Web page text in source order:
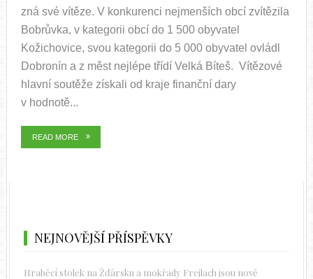
zná své vítěze. V konkurenci nejmenších obcí zvítězila
Bobrůvka, v kategorii obcí do 1 500 obyvatel
Kožichovice, svou kategorii do 5 000 obyvatel ovládl
Dobronín a z měst nejlépe třídí Velká Bíteš. Vítězové
hlavní soutěže získali od kraje finanční dary
v hodnotě...
READ MORE
NEJNOVĚJŠÍ PŘÍSPĚVKY
Hraběcí stolek na Žďársku a mokřady Frejlach jsou nově